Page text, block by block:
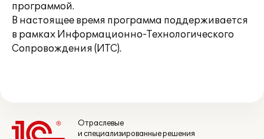
программой.
В настоящее время программа поддерживается
в рамках Информационно-Технологического
Сопровождения (ИТС).
Отраслевые
и специализированные решения